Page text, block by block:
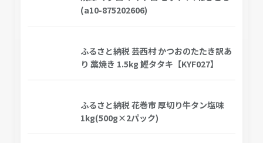
(a10-875202606)
ふるさと納税 芸西村 かつおのたたき訳あ
り 藁焼き 1.5kg 鰹タタキ【KYF027】
ふるさと納税 花巻市 厚切り牛タン塩味
1kg(500g×2パック)